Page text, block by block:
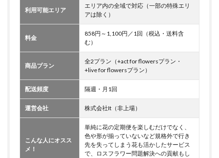
利用可能エリア
エリア内の全域で対応（一部の特殊エリ
アは除く）
料金
858円～1,100円／1回（税込・送料含
む）
商品プラン
全2プラン（+act for flowersプラン・
+live for flowersプラン）
配送頻度 隔週・月1回
運営会社 株式会社It（非上場）
こんな人にオスス
メ！
単純に花の定期便を楽しむだけでなく、
色や形が揃っていないなど規格外で行き
先を失ってしまう花も活かしたサービス
で、ロスフラワー問題解決への貢献もし